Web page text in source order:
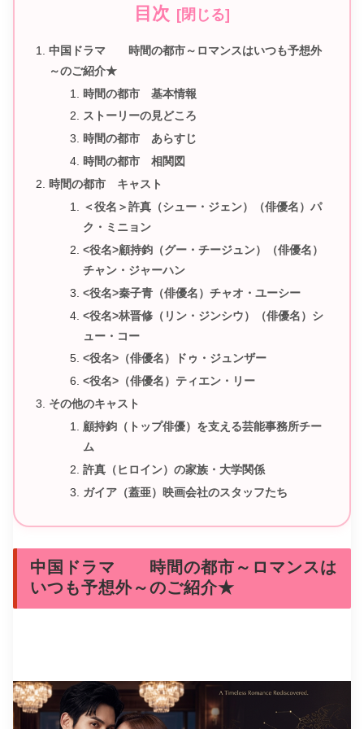
目次
中国ドラマ 時間の都市～ロマンスはいつも予想外
～のご紹介★
時間の都市 基本情報
ストーリーの見どころ
時間の都市 あらすじ
時間の都市 相関図
時間の都市 キャスト
＜役名＞許真（シュー・ジェン）（俳優名）パ
ク・ミニョン
<役名>顧持鈞（グー・チージュン）（俳優名）
チャン・ジャーハン
<役名>秦子青（俳優名）チャオ・ユーシー
<役名>林晋修（リン・ジンシウ）（俳優名）シ
ュー・コー
<役名>（俳優名）ドゥ・ジュンザー
<役名>（俳優名）ティエン・リー
その他のキャスト
顧持鈞（トップ俳優）を支える芸能事務所チー
ム
許真（ヒロイン）の家族・大学関係
ガイア（蓋亜）映画会社のスタッフたち
中国ドラマ 時間の都市～ロマンスは
いつも予想外～のご紹介★